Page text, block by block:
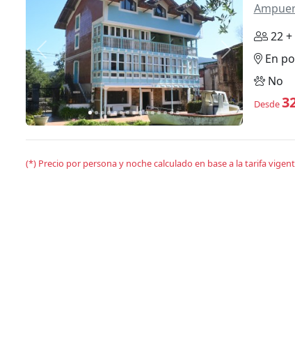
Anterior Siguiente
22 +
En
No
Desde
(*) Precio por persona y noche calculado en base a la tarifa